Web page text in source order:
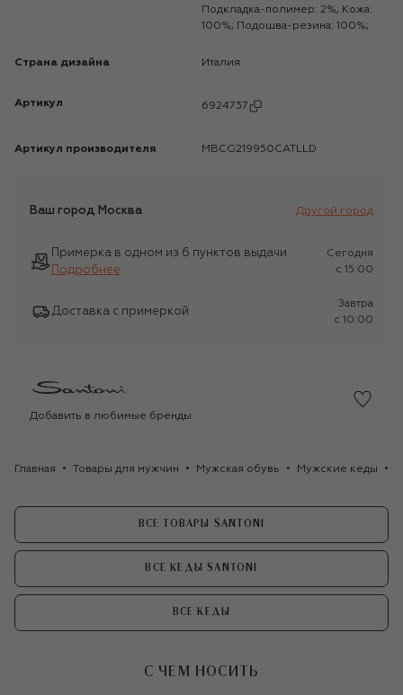
Подкладка-полимер: 2%; Кожа:
100%; Подошва-резина: 100%;
Страна дизайна Италия
Артикул 6924737
Артикул производителя MBCG219950CATLLD
Ваш город Москва Другой город
Примерка в одном из 6 пунктов выдачи
Подробнее
Сегодня
c 15:00
Доставка с примеркой
Завтра
c 10:00
Добавить в любимые бренды
Главная Товары для мужчин Мужская обувь Мужские кеды
ВСЕ ТОВАРЫ SANTONI
ВСЕ КЕДЫ SANTONI
ВСЕ КЕДЫ
С ЧЕМ НОСИТЬ